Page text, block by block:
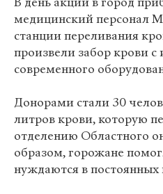
медицинский персонал
станции переливания
произвели забор крови с
современного
Донорами стали 30
литров крови, которую
отделению Областного
образом, горожане
нуждаются в постоянных